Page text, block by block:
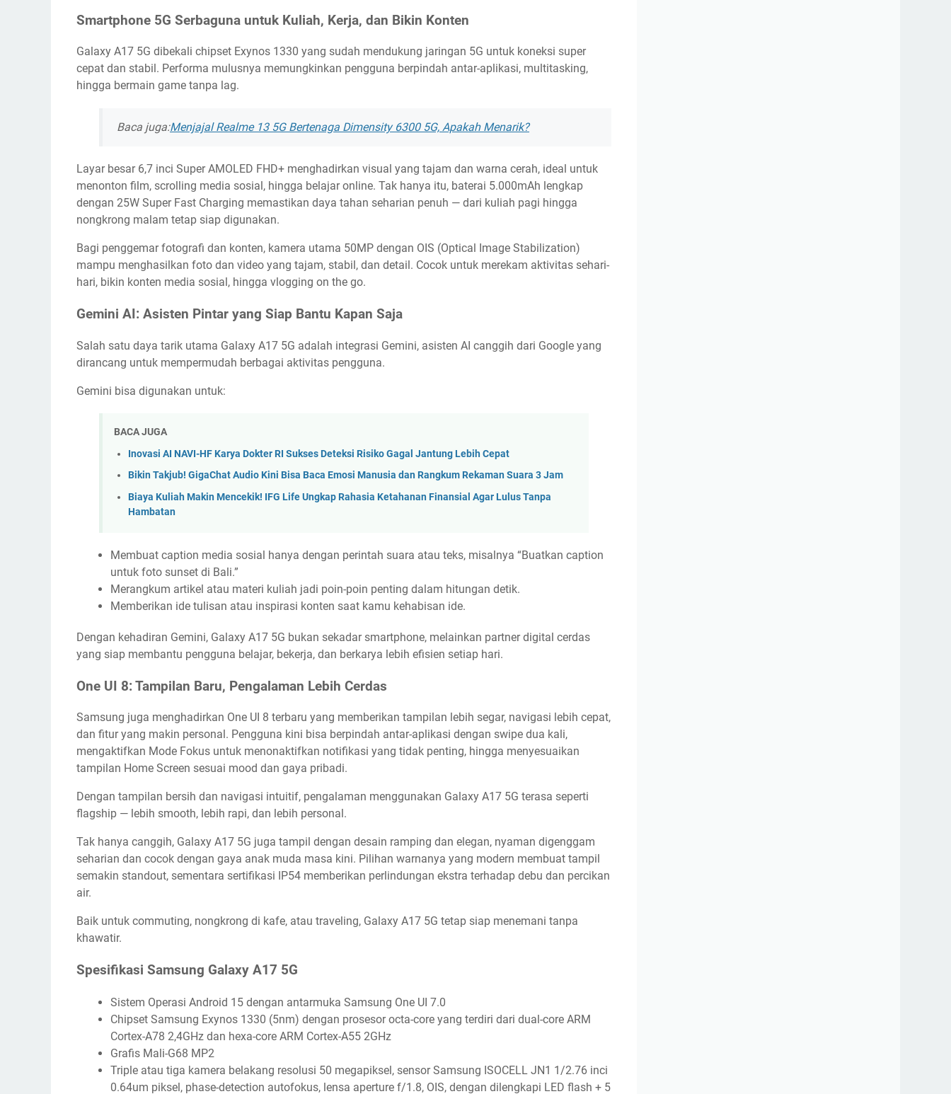
Smartphone 5G Serbaguna untuk Kuliah, Kerja, dan Bikin Konten
Galaxy A17 5G dibekali chipset Exynos 1330 yang sudah mendukung jaringan 5G untuk koneksi super
cepat dan stabil. Performa mulusnya memungkinkan pengguna berpindah antar-aplikasi, multitasking,
hingga bermain game tanpa lag.
Baca juga:Menjajal Realme 13 5G Bertenaga Dimensity 6300 5G, Apakah Menarik?
Layar besar 6,7 inci Super AMOLED FHD+ menghadirkan visual yang tajam dan warna cerah, ideal untuk
menonton film, scrolling media sosial, hingga belajar online. Tak hanya itu, baterai 5.000mAh lengkap
dengan 25W Super Fast Charging memastikan daya tahan seharian penuh — dari kuliah pagi hingga
nongkrong malam tetap siap digunakan.
Bagi penggemar fotografi dan konten, kamera utama 50MP dengan OIS (Optical Image Stabilization)
mampu menghasilkan foto dan video yang tajam, stabil, dan detail. Cocok untuk merekam aktivitas sehari-
hari, bikin konten media sosial, hingga vlogging on the go.
Gemini AI: Asisten Pintar yang Siap Bantu Kapan Saja
Salah satu daya tarik utama Galaxy A17 5G adalah integrasi Gemini, asisten AI canggih dari Google yang
dirancang untuk mempermudah berbagai aktivitas pengguna.
Gemini bisa digunakan untuk:
BACA JUGA
Inovasi AI NAVI-HF Karya Dokter RI Sukses Deteksi Risiko Gagal Jantung Lebih Cepat
Bikin Takjub! GigaChat Audio Kini Bisa Baca Emosi Manusia dan Rangkum Rekaman Suara 3 Jam
Biaya Kuliah Makin Mencekik! IFG Life Ungkap Rahasia Ketahanan Finansial Agar Lulus Tanpa
Hambatan
Membuat caption media sosial hanya dengan perintah suara atau teks, misalnya “Buatkan caption
untuk foto sunset di Bali.”
Merangkum artikel atau materi kuliah jadi poin-poin penting dalam hitungan detik.
Memberikan ide tulisan atau inspirasi konten saat kamu kehabisan ide.
Dengan kehadiran Gemini, Galaxy A17 5G bukan sekadar smartphone, melainkan partner digital cerdas
yang siap membantu pengguna belajar, bekerja, dan berkarya lebih efisien setiap hari.
One UI 8: Tampilan Baru, Pengalaman Lebih Cerdas
Samsung juga menghadirkan One UI 8 terbaru yang memberikan tampilan lebih segar, navigasi lebih cepat,
dan fitur yang makin personal. Pengguna kini bisa berpindah antar-aplikasi dengan swipe dua kali,
mengaktifkan Mode Fokus untuk menonaktifkan notifikasi yang tidak penting, hingga menyesuaikan
tampilan Home Screen sesuai mood dan gaya pribadi.
Dengan tampilan bersih dan navigasi intuitif, pengalaman menggunakan Galaxy A17 5G terasa seperti
flagship — lebih smooth, lebih rapi, dan lebih personal.
Tak hanya canggih, Galaxy A17 5G juga tampil dengan desain ramping dan elegan, nyaman digenggam
seharian dan cocok dengan gaya anak muda masa kini. Pilihan warnanya yang modern membuat tampil
semakin standout, sementara sertifikasi IP54 memberikan perlindungan ekstra terhadap debu dan percikan
air.
Baik untuk commuting, nongkrong di kafe, atau traveling, Galaxy A17 5G tetap siap menemani tanpa
khawatir.
Spesifikasi Samsung Galaxy A17 5G
Sistem Operasi Android 15 dengan antarmuka Samsung One UI 7.0
Chipset Samsung Exynos 1330 (5nm) dengan prosesor octa-core yang terdiri dari dual-core ARM
Cortex-A78 2,4GHz dan hexa-core ARM Cortex-A55 2GHz
Grafis Mali-G68 MP2
Triple atau tiga kamera belakang resolusi 50 megapiksel, sensor Samsung ISOCELL JN1 1/2.76 inci
0.64um piksel, phase-detection autofokus, lensa aperture f/1.8, OIS, dengan dilengkapi LED flash + 5